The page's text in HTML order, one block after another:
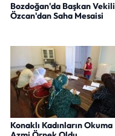
Bozdoğan'da Başkan Vekili
Özcan'dan Saha Mesaisi
Konaklı Kadınların Okuma